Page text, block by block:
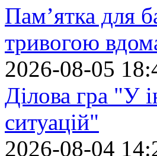
Пам’ятка для
тривогою
2026-08-05
Ділова гра "У
ситуацій"
2026-08-04